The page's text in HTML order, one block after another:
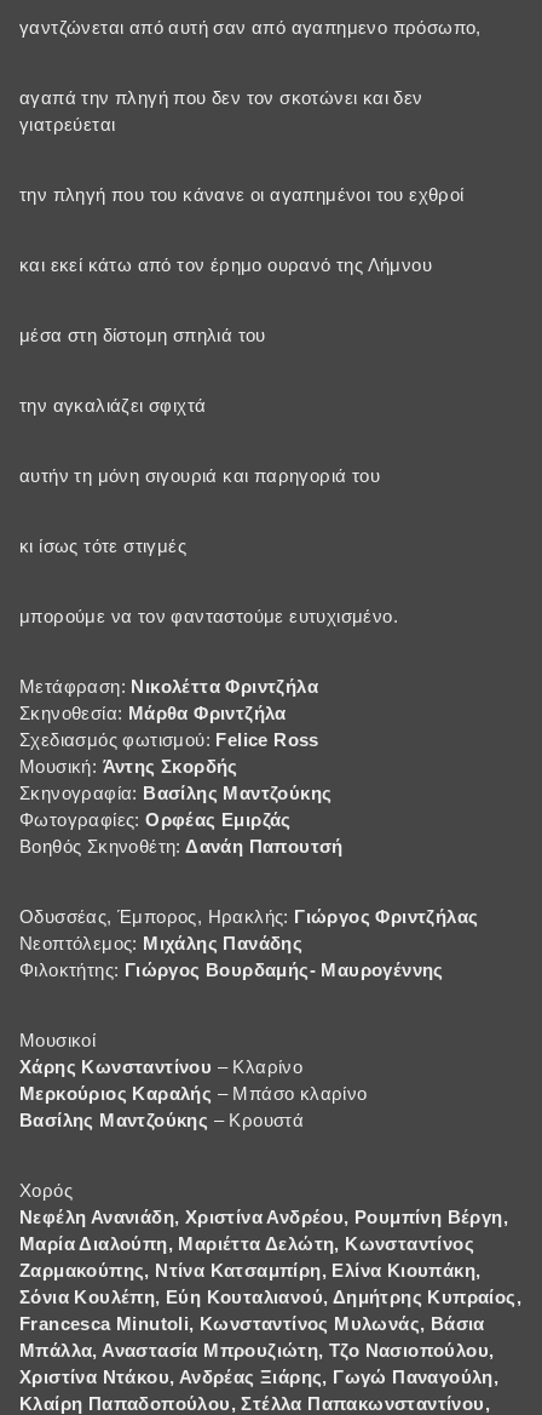
γαντζώνεται από αυτή σαν από αγαπημενο πρόσωπο,
αγαπά την πληγή που δεν τον σκοτώνει και δεν
γιατρεύεται
την πληγή που του κάνανε οι αγαπημένοι του εχθροί
και εκεί κάτω από τον έρημο ουρανό της Λήμνου
μέσα στη δίστομη σπηλιά του
την αγκαλιάζει σφιχτά
αυτήν τη μόνη σιγουριά και παρηγοριά του
κι ίσως τότε στιγμές
μπορούμε να τον φανταστούμε ευτυχισμένο.
Μετάφραση: Νικολέττα Φριντζήλα
Σκηνοθεσία: Μάρθα Φριντζήλα
Σχεδιασμός φωτισμού: Felice Ross
Μουσική: Άντης Σκορδής
Σκηνογραφία: Βασίλης Μαντζούκης
Φωτογραφίες: Ορφέας Εμιρζάς
Βοηθός Σκηνοθέτη: Δανάη Παπουτσή
Οδυσσέας, Έμπορος, Ηρακλής: Γιώργος Φριντζήλας
Νεοπτόλεμος: Μιχάλης Πανάδης
Φιλοκτήτης: Γιώργος Βουρδαμής- Μαυρογέννης
Μουσικοί
Χάρης Κωνσταντίνου – Κλαρίνο
Μερκούριος Καραλής – Μπάσο κλαρίνο
Βασίλης Μαντζούκης – Κρουστά
Χορός
Νεφέλη Ανανιάδη, Χριστίνα Ανδρέου, Ρουμπίνη Βέργη,
Μαρία Διαλούπη, Μαριέττα Δελώτη, Κωνσταντίνος
Ζαρμακούπης, Ντίνα Κατσαμπίρη, Ελίνα Κιουπάκη,
Σόνια Κουλέπη, Εύη Κουταλιανού, Δημήτρης Κυπραίος,
Francesca Minutoli, Κωνσταντίνος Μυλωνάς, Βάσια
Μπάλλα, Αναστασία Μπρουζιώτη, Τζο Νασιοπούλου,
Χριστίνα Ντάκου, Ανδρέας Ξιάρης, Γωγώ Παναγούλη,
Κλαίρη Παπαδοπούλου, Στέλλα Παπακωνσταντίνου,